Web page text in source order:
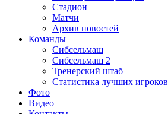
Стадион
Матчи
Архив новостей
Команды
Сибсельмаш
Сибсельмаш 2
Тренерский штаб
Статистика лучших игроков
Фото
Видео